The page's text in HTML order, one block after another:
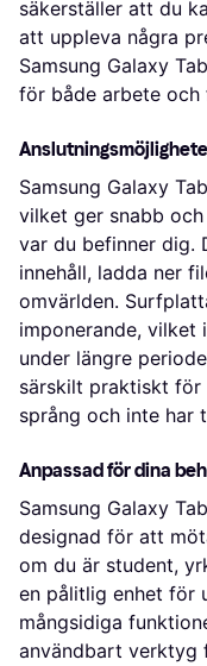
säkerställer att du
att uppleva några
Samsung Galaxy
för både arbete och
Samsung Galaxy
vilket ger snabb
var du befinner dig.
innehåll, ladda ner
omvärlden.
imponerande, vilket
under längre
särskilt praktiskt för
språng och inte har
Anpassad för dina
Samsung Galaxy
designad för att
om du är student,
en pålitlig enhet för
mångsidiga
användbart verktyg